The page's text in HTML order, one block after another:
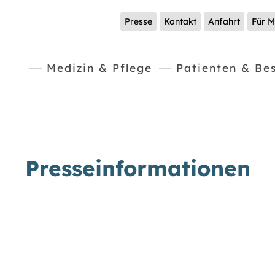
Presse Kontakt Anfahrt Für
Medizin & Pflege Patienten &
Presseinformationen